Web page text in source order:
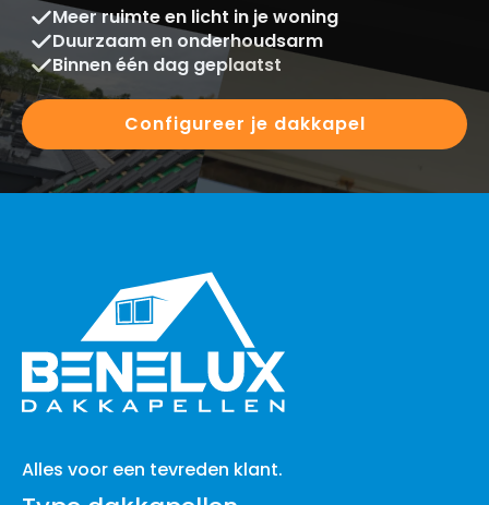
Meer ruimte en licht in je woning
Duurzaam en onderhoudsarm
Binnen één dag geplaatst
Configureer je dakkapel
Alles voor een tevreden klant.